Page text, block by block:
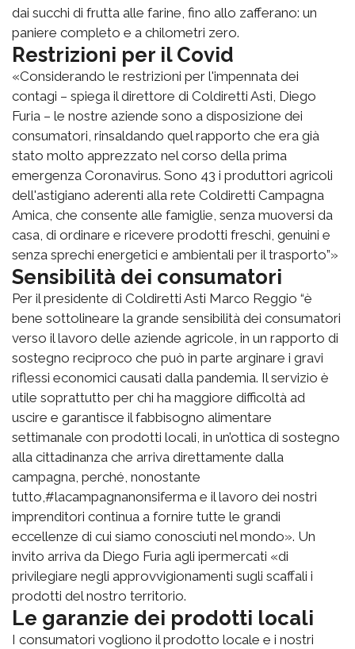
dai succhi di frutta alle farine, fino allo zafferano: un
paniere completo e a chilometri zero.
Restrizioni per il Covid
«Considerando le restrizioni per l'impennata dei
contagi – spiega il direttore di Coldiretti Asti, Diego
Furia – le nostre aziende sono a disposizione dei
consumatori, rinsaldando quel rapporto che era già
stato molto apprezzato nel corso della prima
emergenza Coronavirus. Sono 43 i produttori agricoli
dell'astigiano aderenti alla rete Coldiretti Campagna
Amica, che consente alle famiglie, senza muoversi da
casa, di ordinare e ricevere prodotti freschi, genuini e
senza sprechi energetici e ambientali per il trasporto”»
Sensibilità dei consumatori
Per il presidente di Coldiretti Asti Marco Reggio “è
bene sottolineare la grande sensibilità dei consumatori
verso il lavoro delle aziende agricole, in un rapporto di
sostegno reciproco che può in parte arginare i gravi
riflessi economici causati dalla pandemia. Il servizio è
utile soprattutto per chi ha maggiore difficoltà ad
uscire e garantisce il fabbisogno alimentare
settimanale con prodotti locali, in un’ottica di sostegno
alla cittadinanza che arriva direttamente dalla
campagna, perché, nonostante
tutto,#lacampagnanonsiferma e il lavoro dei nostri
imprenditori continua a fornire tutte le grandi
eccellenze di cui siamo conosciuti nel mondo». Un
invito arriva da Diego Furia agli ipermercati «di
privilegiare negli approvvigionamenti sugli scaffali i
prodotti del nostro territorio.
Le garanzie dei prodotti locali
I consumatori vogliono il prodotto locale e i nostri